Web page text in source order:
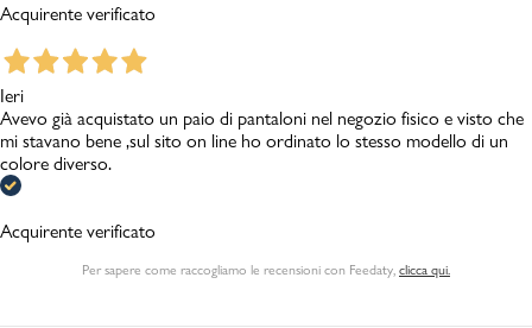
Acquirente verificato
Ieri
Avevo già acquistato un paio di pantaloni nel negozio fisico e visto che
mi stavano bene ,sul sito on line ho ordinato lo stesso modello di un
colore diverso.
Acquirente verificato
Per sapere come raccogliamo le recensioni con Feedaty, clicca qui.